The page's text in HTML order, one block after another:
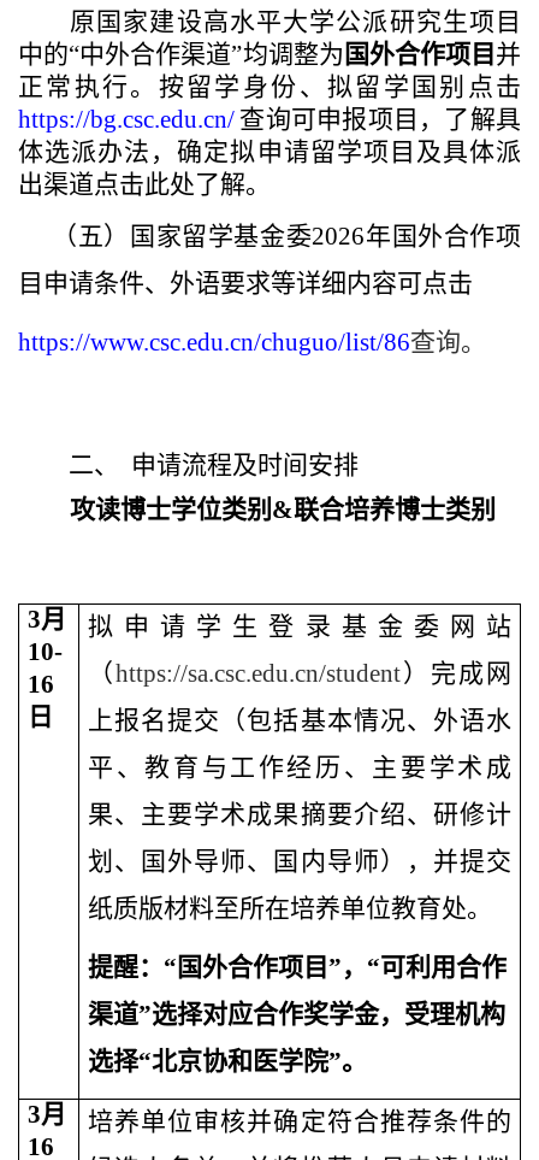
原国家建设高水平大学公派研究生项目
中的“中外合作渠道”均调整为 国外合作项目 并
正常执行。按留学身份、拟留学国别点击
https://bg.csc.edu.cn/ 查询可申报项目，了解具
体选派办法，确定拟申请留学项目及具体派
出渠道点击此处了解。
（五）
国家留学基金委2026年国外合作项
目申请条件、外语要求等详细内容可点击
https://www.csc.edu.cn/chuguo/list/86查询。
二、
申请流程及时间安排
攻读博士学位类别 &联合培养博士类别
3月
10-
16
日
拟申请学生登录基金委网站
（https://sa.csc.edu.cn/student）完成网
上报名提交（包括基本情况、外语水
平、教育与工作经历、主要学术成
果、主要学术成果摘要介绍、研修计
划、国外导师、国内导师），并提交
纸质版材料至所在培养单位教育处。
提醒：“国外合作项目”，“可利用合作
渠道”选择对应合作奖学金，受理机构
选择“北京协和医学院”。
3月
16
培养单位审核并确定符合推荐条件的